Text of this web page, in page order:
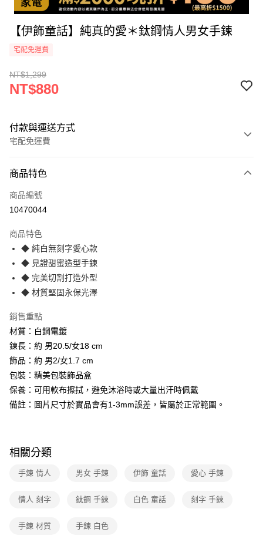
【伊飾童話】純真的愛＊鈦鋼情人男女手鍊
宅配免運費
NT$1,299
NT$880
付款與運送方式
宅配免運費
icash Pay
信用卡一次付款
3 期 0 利率 每期 NT$293
合作金庫商業銀行
華南商業銀行
國泰世華商業銀行
臺灣中小企業銀行
匯豐（台灣）商業銀行
聯邦商業銀行
元大商業銀行
玉山商業銀行
台新國際商業銀行
台灣樂天信用卡公司
6 期 0 利率 每期NT$146
合作金庫商業銀行
華南商業銀行
國泰世華商業銀行
臺灣中小企業銀行
匯豐（台灣）商業銀行
聯邦商業銀行
元大商業銀行
玉山商業銀行
台新國際商業銀行
中國信託商業銀行
台灣樂天信用卡公司
12 期 0 利率 每期NT$73
合作金庫商業銀行
上海商業儲蓄銀行
國泰世華商業銀行
臺灣中小企業銀行
匯豐（台灣）商業銀行
聯邦商業銀行
元大商業銀行
玉山商業銀行
星展（台灣）商業銀行
台新國際商業銀行
中國信託商業銀行
數位禮券
LINE Pay
Apple Pay
街口支付
悠遊付
Google Pay
廠商自送宅配免運
免運費
商品特色
商品編號
10470044
商品特色
◆ 純白無刻字愛心款
◆ 見證甜蜜造型手鍊
◆ 完美切割打造外型
◆ 材質堅固永保光澤
銷售重點
材質：白鋼電鍍
鍊長：約 男20.5/女18 cm
飾品：約 男2/女1.7 cm
包裝：精美包裝飾品盒
保養：可用軟布擦拭，避免沐浴時或大量出汗時佩戴
備註：圖片尺寸於實品會有1-3mm誤差，皆屬於正常範圍。
相關分類
手鍊 情人 男女 手鍊 伊飾 童話 愛心 手鍊
情人 刻字 鈦鋼 手鍊 白色 童話 刻字 手鍊
手鍊 材質 手鍊 白色